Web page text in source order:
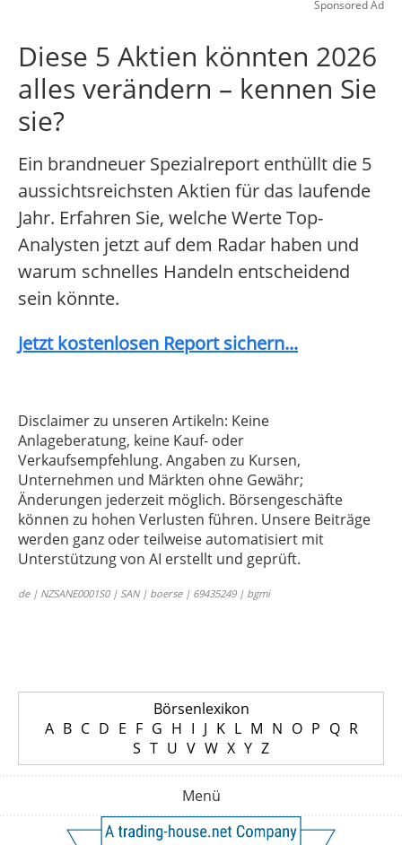
Sponsored Ad
Diese 5 Aktien könnten 2026
alles verändern – kennen Sie
sie?
Ein brandneuer Spezialreport enthüllt die 5
aussichtsreichsten Aktien für das laufende
Jahr. Erfahren Sie, welche Werte Top-
Analysten jetzt auf dem Radar haben und
warum schnelles Handeln entscheidend
sein könnte.
Jetzt kostenlosen Report sichern...
Disclaimer zu unseren Artikeln: Keine
Anlageberatung, keine Kauf- oder
Verkaufsempfehlung. Angaben zu Kursen,
Unternehmen und Märkten ohne Gewähr;
Änderungen jederzeit möglich. Börsengeschäfte
können zu hohen Verlusten führen. Unsere Beiträge
werden ganz oder teilweise automatisiert mit
Unterstützung von AI erstellt und geprüft.
de | NZSANE0001S0 | SAN | boerse | 69435249 | bgmi
Börsenlexikon
A B C D E F G H I J K L M N O P Q R
S T U V W X Y Z
Menü